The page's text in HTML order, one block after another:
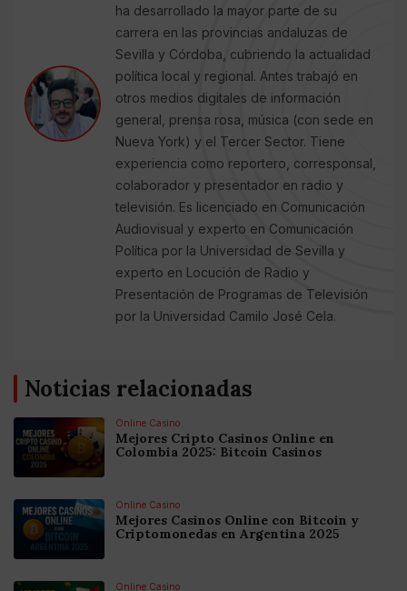
ha desarrollado la mayor parte de su
carrera en las provincias andaluzas de
Sevilla y Córdoba, cubriendo la actualidad
política local y regional. Antes trabajó en
otros medios digitales de información
general, prensa rosa, música (con sede en
Nueva York) y el Tercer Sector. Tiene
experiencia como reportero, corresponsal,
colaborador y presentador en radio y
televisión. Es licenciado en Comunicación
Audiovisual y experto en Comunicación
Política por la Universidad de Sevilla y
experto en Locución de Radio y
Presentación de Programas de Televisión
por la Universidad Camilo José Cela.
Noticias relacionadas
Online Casino
Mejores Cripto Casinos Online en
Colombia 2025: Bitcoin Casinos
Online Casino
Mejores Casinos Online con Bitcoin y
Criptomonedas en Argentina 2025
Online Casino